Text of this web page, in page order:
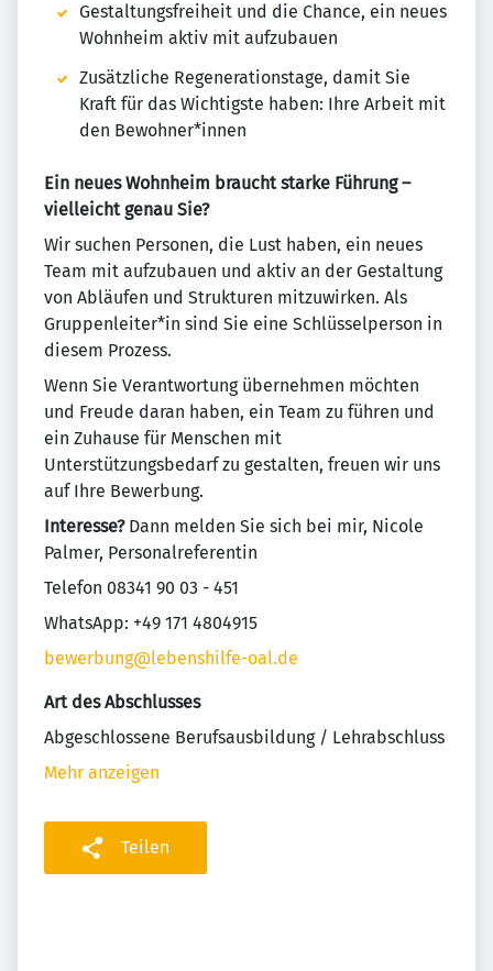
Gestaltungsfreiheit und die Chance, ein neues
Wohnheim aktiv mit aufzubauen
Zusätzliche Regenerationstage, damit Sie
Kraft für das Wichtigste haben: Ihre Arbeit mit
den Bewohner*innen
Ein neues Wohnheim braucht starke Führung –
vielleicht genau Sie?
Wir suchen Personen, die Lust haben, ein neues
Team mit aufzubauen und aktiv an der Gestaltung
von Abläufen und Strukturen mitzuwirken. Als
Gruppenleiter*in sind Sie eine Schlüsselperson in
diesem Prozess.
Wenn Sie Verantwortung übernehmen möchten
und Freude daran haben, ein Team zu führen und
ein Zuhause für Menschen mit
Unterstützungsbedarf zu gestalten, freuen wir uns
auf Ihre Bewerbung.
Interesse? Dann melden Sie sich bei mir, Nicole
Palmer, Personalreferentin
Telefon 08341 90 03 - 451
WhatsApp: +49 171 4804915
bewerbung@lebenshilfe-oal.de
Art des Abschlusses
Abgeschlossene Berufsausbildung / Lehrabschluss
Mehr anzeigen
Teilen